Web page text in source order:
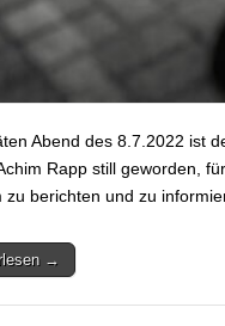
Abend des 8.7.2022 ist
Rapp still geworden,
zu berichten und zu
→